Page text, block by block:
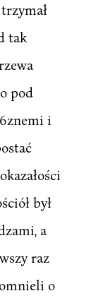
tak
pod
i
był
a
raz
o